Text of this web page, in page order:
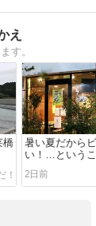
え
す。
橋
暑い夏だから
い！…という
2日前